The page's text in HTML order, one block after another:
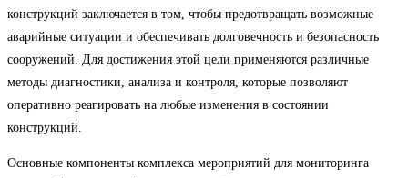
конструкций заключается в том, чтобы предотвращать возможные
аварийные ситуации и обеспечивать долговечность и безопасность
сооружений. Для достижения этой цели применяются различные
методы диагностики, анализа и контроля, которые позволяют
оперативно реагировать на любые изменения в состоянии
конструкций.
Основные компоненты комплекса мероприятий для мониторинга